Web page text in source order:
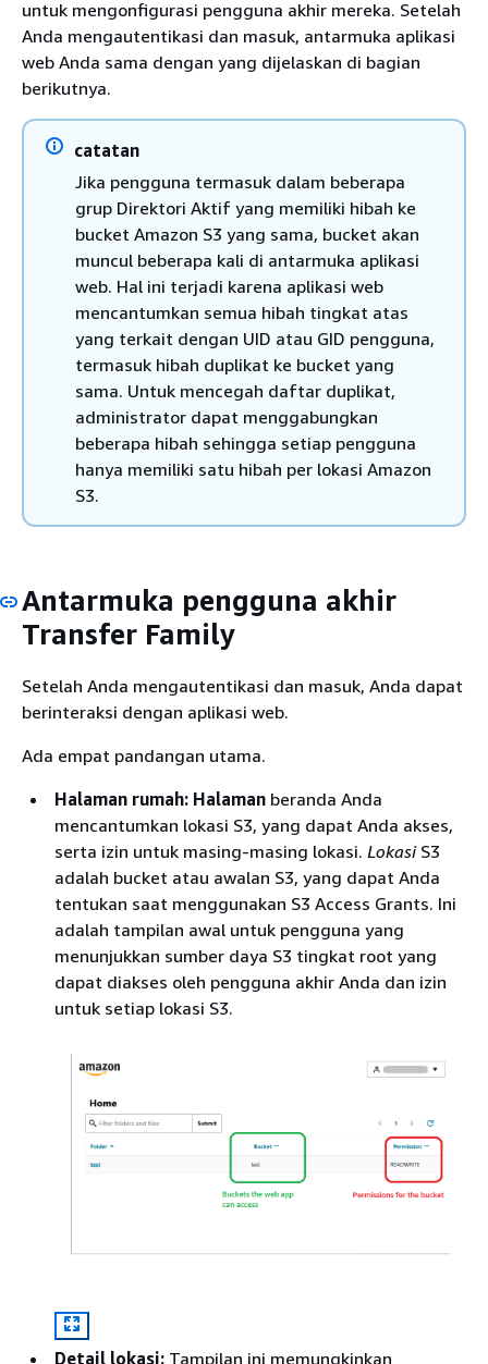
untuk mengonfigurasi pengguna akhir mereka. Setelah
Anda mengautentikasi dan masuk, antarmuka aplikasi
web Anda sama dengan yang dijelaskan di bagian
berikutnya.
catatan
Jika pengguna termasuk dalam beberapa
grup Direktori Aktif yang memiliki hibah ke
bucket Amazon S3 yang sama, bucket akan
muncul beberapa kali di antarmuka aplikasi
web. Hal ini terjadi karena aplikasi web
mencantumkan semua hibah tingkat atas
yang terkait dengan UID atau GID pengguna,
termasuk hibah duplikat ke bucket yang
sama. Untuk mencegah daftar duplikat,
administrator dapat menggabungkan
beberapa hibah sehingga setiap pengguna
hanya memiliki satu hibah per lokasi Amazon
S3.
Antarmuka pengguna akhir
Transfer Family
Setelah Anda mengautentikasi dan masuk, Anda dapat
berinteraksi dengan aplikasi web.
Ada empat pandangan utama.
Halaman rumah: Halaman beranda Anda
mencantumkan lokasi S3, yang dapat Anda akses,
serta izin untuk masing-masing lokasi. LokasiS3
adalah bucket atau awalan S3, yang dapat Anda
tentukan saat menggunakan S3 Access Grants. Ini
adalah tampilan awal untuk pengguna yang
menunjukkan sumber daya S3 tingkat root yang
dapat diakses oleh pengguna akhir Anda dan izin
untuk setiap lokasi S3.
Detail lokasi: Tampilan ini memungkinkan